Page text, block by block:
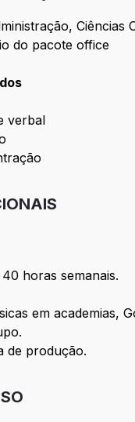
Ciências
do pacote office
verbal
horas semanais.
em academias,
de produção.